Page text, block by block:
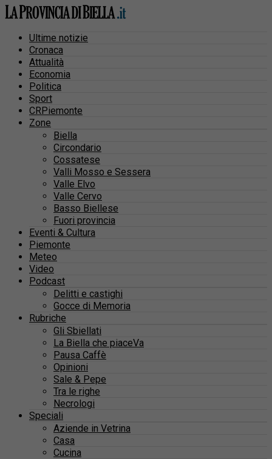
Ultime notizie
Cronaca
Attualità
Economia
Politica
Sport
CRPiemonte
Zone
Biella
Circondario
Cossatese
Valli Mosso e Sessera
Valle Elvo
Valle Cervo
Basso Biellese
Fuori provincia
Eventi & Cultura
Piemonte
Meteo
Video
Podcast
Delitti e castighi
Gocce di Memoria
Rubriche
Gli Sbiellati
La Biella che piaceVa
Pausa Caffè
Opinioni
Sale & Pepe
Tra le righe
Necrologi
Speciali
Aziende in Vetrina
Casa
Cucina